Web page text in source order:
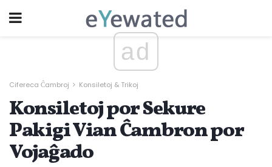
ad
Cifereca Ĉambroj Konsiletoj & Trikoj
Konsiletoj por Sekure
Pakigi Vian Ĉambron por
Vojaĝado